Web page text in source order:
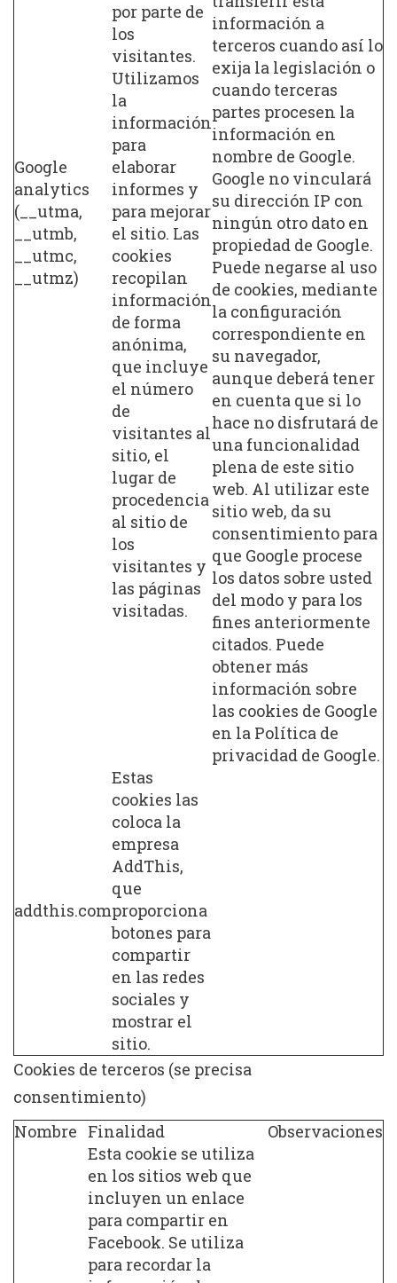
Google
analytics
(__utma,
__utmb,
__utmc,
__utmz)
por parte de
los
visitantes.
Utilizamos
la
información
para
elaborar
informes y
para mejorar
el sitio. Las
cookies
recopilan
información
de forma
anónima,
que incluye
el número
de
visitantes al
sitio, el
lugar de
procedencia
al sitio de
los
visitantes y
las páginas
visitadas.
información a
terceros cuando así lo
exija la legislación o
cuando terceras
partes procesen la
información en
nombre de Google.
Google no vinculará
su dirección IP con
ningún otro dato en
propiedad de Google.
Puede negarse al uso
de cookies, mediante
la configuración
correspondiente en
su navegador,
aunque deberá tener
en cuenta que si lo
hace no disfrutará de
una funcionalidad
plena de este sitio
web. Al utilizar este
sitio web, da su
consentimiento para
que Google procese
los datos sobre usted
del modo y para los
fines anteriormente
citados. Puede
obtener más
información sobre
las cookies de Google
en la Política de
privacidad de Google.
addthis.com
Estas
cookies las
coloca la
empresa
AddThis,
que
proporciona
botones para
compartir
en las redes
sociales y
mostrar el
sitio.
Cookies de terceros (se precisa
consentimiento)
Nombre Finalidad
Observaciones
Esta cookie se utiliza
en los sitios web que
incluyen un enlace
para compartir en
Facebook. Se utiliza
para recordar la